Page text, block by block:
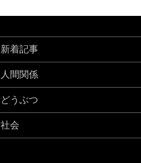
新着記事
人間関係
どうぶつ
社会